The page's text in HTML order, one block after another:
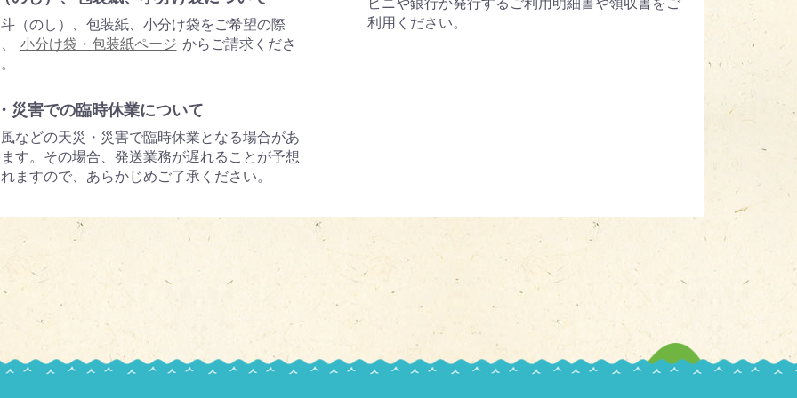
（のし）、包装紙、小分け袋をご希望の際
小分け袋・包装紙ページ からご請求くださ
災害での臨時休業について
などの天災・災害で臨時休業となる場合があ
す。その場合、発送業務が遅れることが予想
ますので、あらかじめご了承ください。
利用ください。